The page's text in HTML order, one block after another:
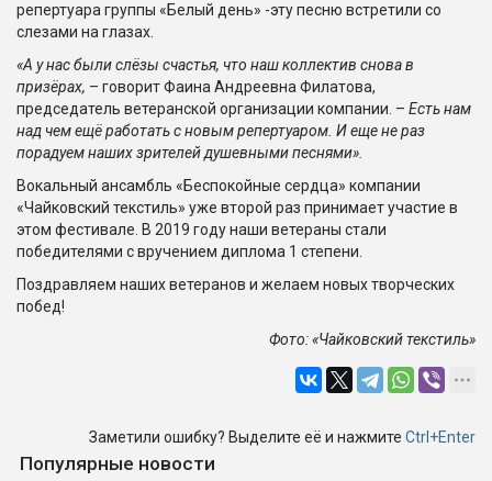
репертуара группы «Белый день» -эту песню встретили со
слезами на глазах.
«А у нас были слёзы счастья, что наш коллектив снова в
призёрах, – говорит Фаина Андреевна Филатова,
председатель ветеранской организации компании. – Есть нам
над чем ещё работать с новым репертуаром. И еще не раз
порадуем наших зрителей душевными песнями».
Вокальный ансамбль «Беспокойные сердца» компании
«Чайковский текстиль» уже второй раз принимает участие в
этом фестивале. В 2019 году наши ветераны стали
победителями с вручением диплома 1 степени.
Поздравляем наших ветеранов и желаем новых творческих
побед!
Фото: «Чайковский текстиль»
Заметили ошибку? Выделите её и нажмите Ctrl+Enter
Популярные новости